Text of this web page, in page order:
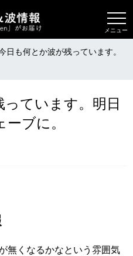
メニュー
日も何とか波が残っています。
ています。明日
ブに。
無くなるかなという雰囲気